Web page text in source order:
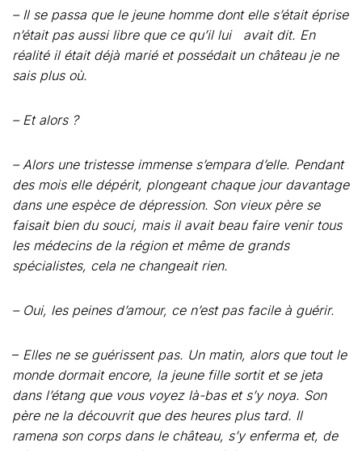
– Il se passa que le jeune homme dont elle s’était éprise
n’était pas aussi libre que ce qu’il lui avait dit. En
réalité il était déjà marié et possédait un château je ne
sais plus où.
– Et alors ?
– Alors une tristesse immense s’empara d’elle. Pendant
des mois elle dépérit, plongeant chaque jour davantage
dans une espèce de dépression. Son vieux père se
faisait bien du souci, mais il avait beau faire venir tous
les médecins de la région et même de grands
spécialistes, cela ne changeait rien.
– Oui, les peines d’amour, ce n’est pas facile à guérir.
– Elles ne se guérissent pas. Un matin, alors que tout le
monde dormait encore, la jeune fille sortit et se jeta
dans l’étang que vous voyez là-bas et s’y noya. Son
père ne la découvrit que des heures plus tard. Il
ramena son corps dans le château, s’y enferma et, de